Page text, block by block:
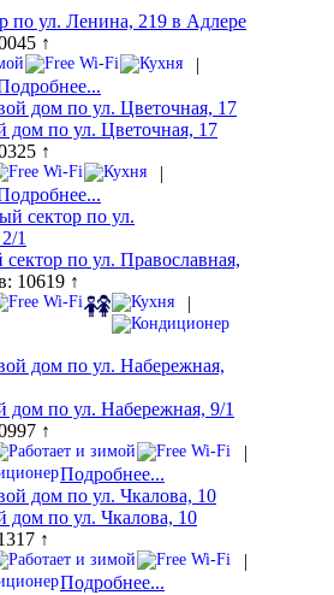
по ул. Ленина, 219 в Адлере
↑
|
дом по ул. Цветочная, 17
↑
|
по ул. Православная,
10619 ↑
|
дом по ул. Набережная, 9/1
↑
|
Подробнее...
дом по ул. Чкалова, 10
↑
|
Подробнее...